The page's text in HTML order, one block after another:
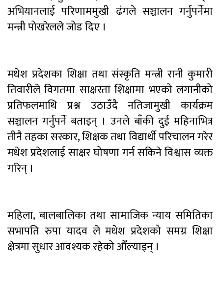
अभियानलाई परिणाममुखी ढंगले सञ्चालन गर्नुपर्नेमा
मन्त्री पोखरेलले जोड दिए ।
मधेश प्रदेशका शिक्षा तथा संस्कृति मन्त्री रानी कुमारी
तिवारीले विगतमा साक्षरता शिक्षामा भएको लगानीको
प्रतिफलमाथि प्रश्न उठाउँदै नतिजामुखी कार्यक्रम
सञ्चालन गर्नुपर्ने बताइन् । उनले बाँकी दुई महिनाभित्र
तीनै तहका सरकार, शिक्षक तथा विद्यार्थी परिचालन गरेर
मधेश प्रदेशलाई साक्षर घोषणा गर्न सकिने विश्वास व्यक्त
गरिन् ।
महिला, बालबालिका तथा सामाजिक न्याय समितिका
सभापति रुपा यादव ले मधेश प्रदेशको समग्र शिक्षा
क्षेत्रमा सुधार आवश्यक रहेको औँल्याइन् ।